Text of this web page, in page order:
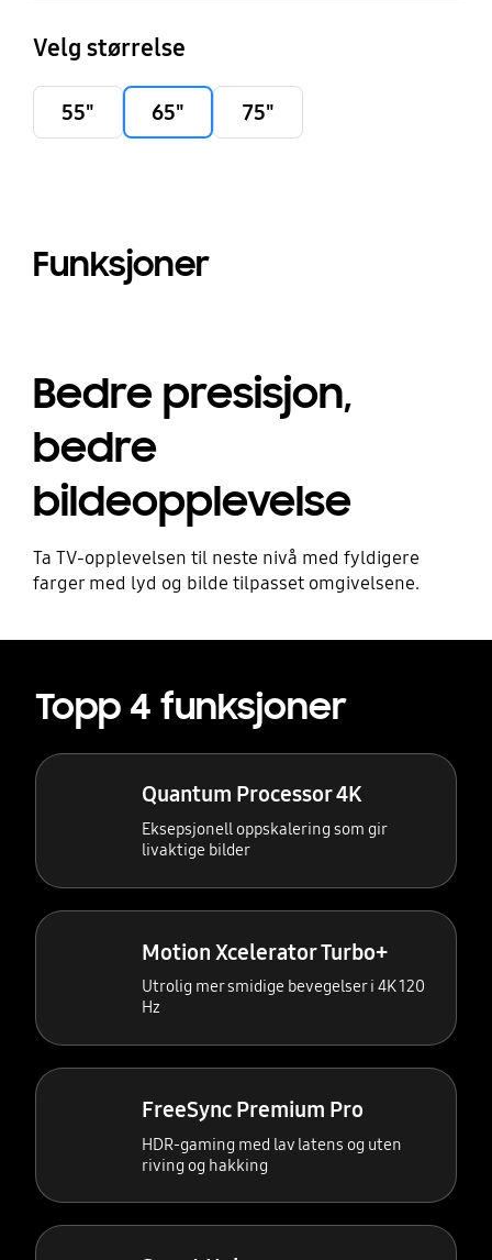
Velg størrelse
55" 65" 75"
Funksjoner
Bedre presisjon,
bedre
bildeopplevelse
Ta TV-opplevelsen til neste nivå med fyldigere
farger med lyd og bilde tilpasset omgivelsene.
Topp 4 funksjoner
Quantum Processor 4K
Eksepsjonell oppskalering som gir
livaktige bilder
Motion Xcelerator Turbo+
Utrolig mer smidige bevegelser i 4K 120
Hz
FreeSync Premium Pro
HDR-gaming med lav latens og uten
riving og hakking